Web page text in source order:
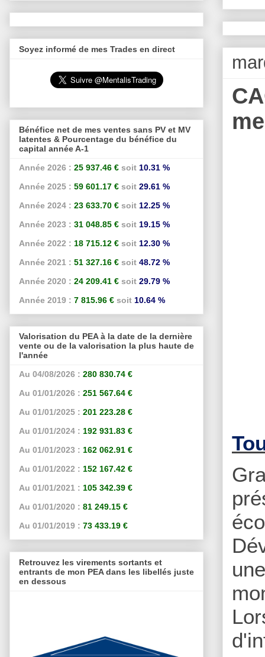
Soyez informé de mes Trades en direct
Bénéfice net de mes ventes sans PV et MV
latentes & Pourcentage du bénéfice du
capital année A-1
Année 2026 : 25 937.46 € soit 10.31 %
Année 2025 : 59 601.17 € soit 29.61 %
Année 2024 : 23 633.70 € soit 12.25 %
Année 2023 : 31 048.85 € soit 19.15 %
Année 2022 : 18 715.12 € soit 12.30 %
Année 2021 : 51 327.16 € soit 48.72 %
Année 2020 : 24 209.41 € soit 29.79 %
Année 2019 : 7 815.96 € soit 10.64 %
Valorisation du PEA à la date de la dernière
vente ou de la valorisation la plus haute de
l'année
Au 04/08/2026 : 280 830.74 €
Au 01/01/2026 : 251 567.64 €
Au 01/01/2025 : 201 223.28 €
Au 01/01/2024 : 192 931.83 €
Au 01/01/2023 : 162 062.91 €
Au 01/01/2022 : 152 167.42 €
Au 01/01/2021 : 105 342.39 €
Au 01/01/2020 : 81 249.15 €
Au 01/01/2019 : 73 433.19 €
Retrouvez les virements sortants et
entrants de mon PEA dans les libellés juste
en dessous